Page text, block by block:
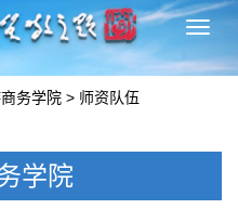
切
换
务学院 > 师资队伍
学院